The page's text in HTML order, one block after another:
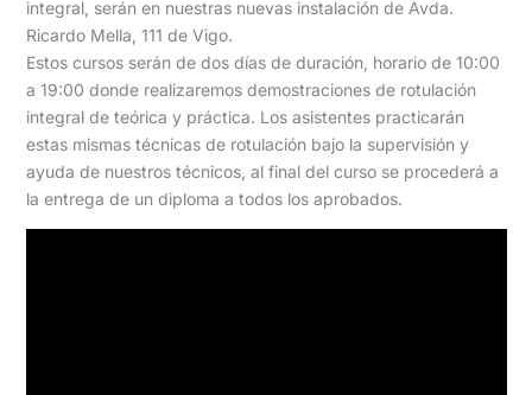
integral, serán en nuestras nuevas instalación de Avda.
Ricardo Mella, 111 de Vigo.
Estos cursos serán de dos días de duración, horario de 10:00
a 19:00 donde realizaremos demostraciones de rotulación
integral de teórica y práctica. Los asistentes practicarán
estas mismas técnicas de rotulación bajo la supervisión y
ayuda de nuestros técnicos, al final del curso se procederá a
la entrega de un diploma a todos los aprobados.